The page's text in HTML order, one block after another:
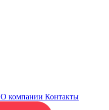
О компании Контакты